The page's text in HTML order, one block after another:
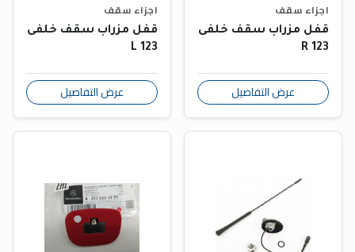
اجزاء سقف
قفل مزراب سقف خلفى
R 123
عرض التفاصيل
اجزاء سقف
قفل مزراب سقف خلفى
L 123
عرض التفاصيل